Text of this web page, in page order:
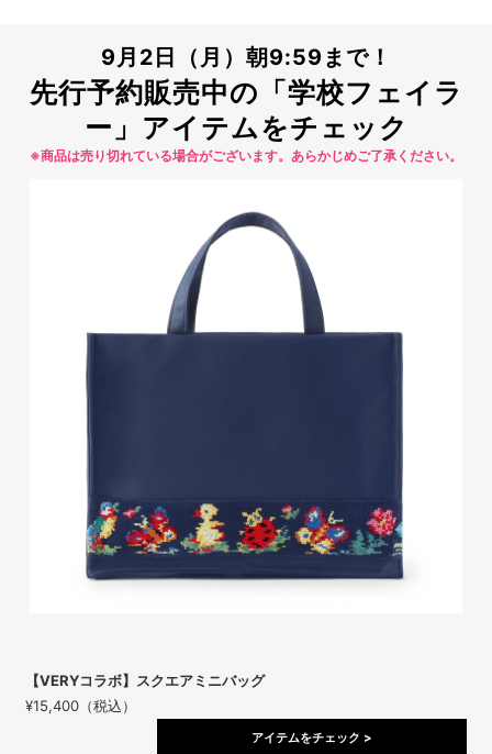
9月2日（月）朝9:59まで！
先行予約販売中の「学校フェイラ
ー」アイテムをチェック
※商品は売り切れている場合がございます。あらかじめご了承ください。
【VERYコラボ】スクエアミニバッグ
¥15,400（税込）
アイテムをチェック >